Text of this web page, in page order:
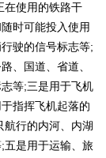
在使用的铁路干
时可能投入使用
驶的信号标志等;
、国道、省道、
等;三是用于飞机
指挥飞机起落的
航行的内河、内湖
五是用于运输、旅